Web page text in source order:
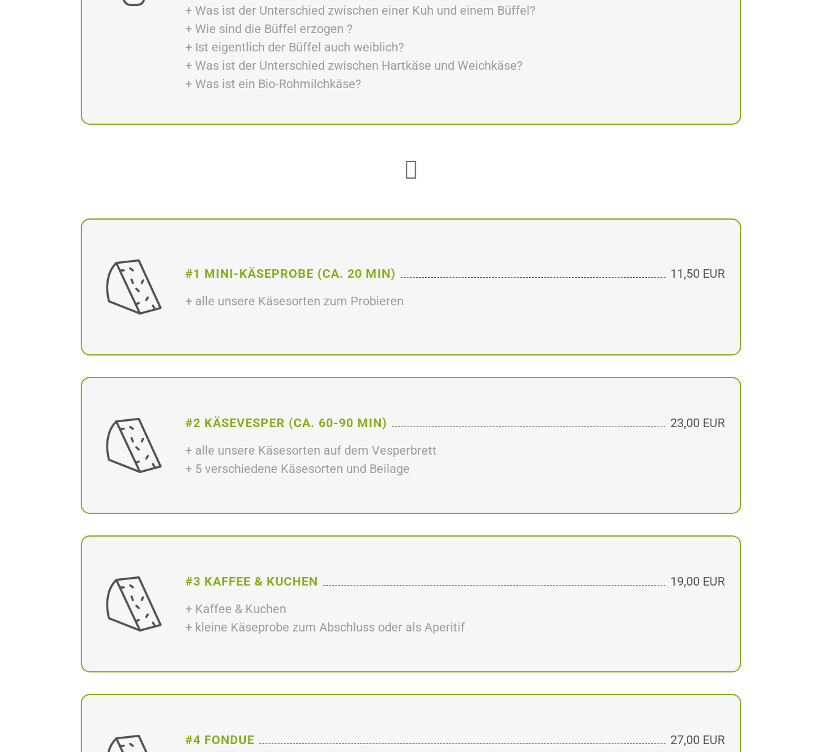
+ Was ist der Unterschied zwischen einer Kuh und einem Büffel?
+ Wie sind die Büffel erzogen ?
+ Ist eigentlich der Büffel auch weiblich?
+ Was ist der Unterschied zwischen Hartkäse und Weichkäse?
+ Was ist ein Bio-Rohmilchkäse?
#1 MINI-KÄSEPROBE (CA. 20 MIN)
11,50 EUR
+ alle unsere Käsesorten zum Probieren
#2 KÄSEVESPER (CA. 60-90 MIN)
23,00 EUR
+ alle unsere Käsesorten auf dem Vesperbrett
+ 5 verschiedene Käsesorten und Beilage
#3 KAFFEE & KUCHEN
19,00 EUR
+ Kaffee & Kuchen
+ kleine Käseprobe zum Abschluss oder als Aperitif
#4 FONDUE 27,00 EUR